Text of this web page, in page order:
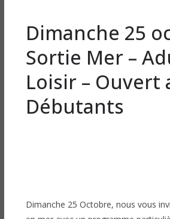
Dimanche 25
Sortie Mer –
Loisir – Ouvert
Débutants
Dimanche 25 Octobre, nous vous